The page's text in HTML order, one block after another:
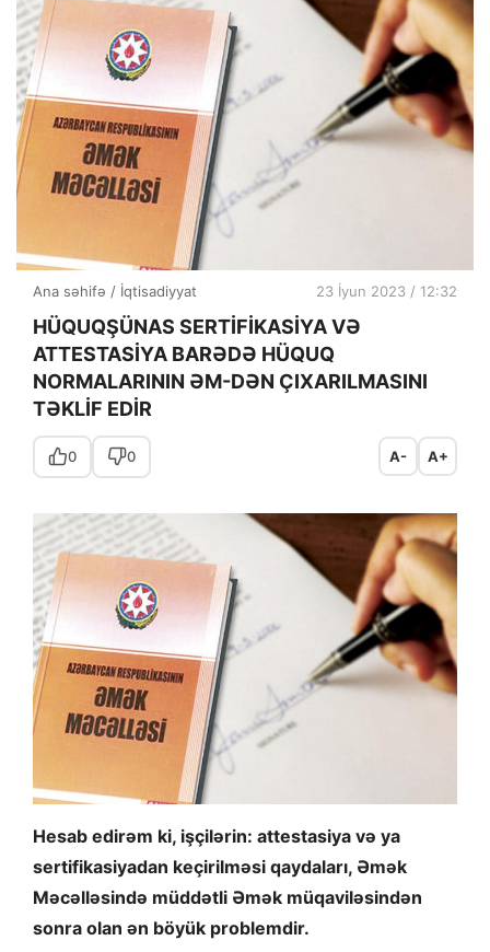
Ana səhifə / İqtisadiyyat 23 İyun 2023 / 12:32
HÜQUQŞÜNAS SERTİFİKASİYA VƏ
ATTESTASİYA BARƏDƏ HÜQUQ
NORMALARININ ƏM-DƏN ÇIXARILMASINI
TƏKLİF EDİR
0 0 A- A+
Hesab edirəm ki, işçilərin: attestasiya və ya
sertifikasiyadan keçirilməsi qaydaları, Əmək
Məcəlləsində müddətli Əmək müqaviləsindən
sonra olan ən böyük problemdir.